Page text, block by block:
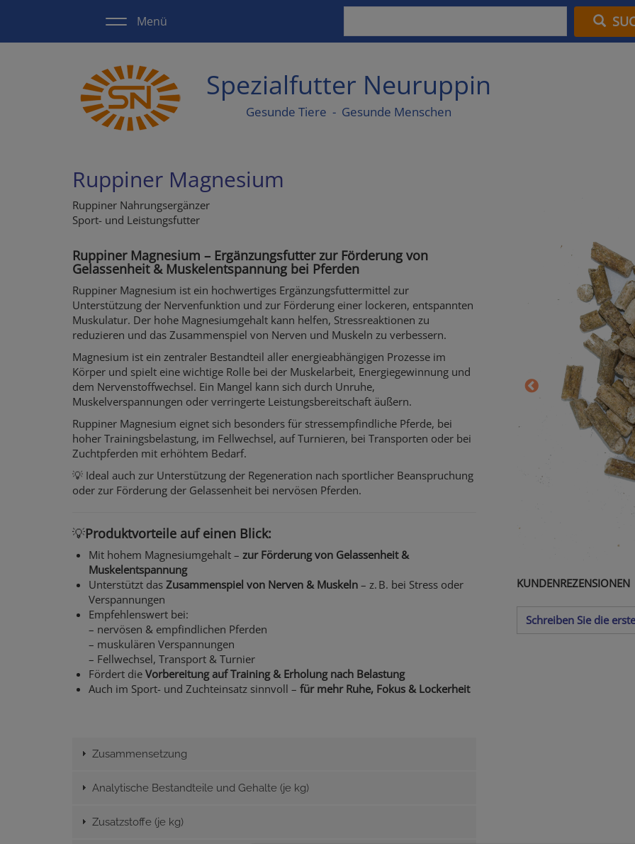
Menü
Spezialfutter Neuruppin
Gesunde Tiere - Gesunde Menschen
Ruppiner Magnesium
KUNDENREZENSIONEN
Schreiben Sie die
Ruppiner Nahrungsergänzer
Sport- und Leistungsfutter
Ruppiner Magnesium – Ergänzungsfutter zur Förderung von
Gelassenheit & Muskelentspannung bei Pferden
Ruppiner Magnesium ist ein hochwertiges Ergänzungsfuttermittel zur
Unterstützung der Nervenfunktion und zur Förderung einer lockeren, entspannten
Muskulatur. Der hohe Magnesiumgehalt kann helfen, Stressreaktionen zu
reduzieren und das Zusammenspiel von Nerven und Muskeln zu verbessern.
Magnesium ist ein zentraler Bestandteil aller energieabhängigen Prozesse im
Körper und spielt eine wichtige Rolle bei der Muskelarbeit, Energiegewinnung und
dem Nervenstoffwechsel. Ein Mangel kann sich durch Unruhe,
Muskelverspannungen oder verringerte Leistungsbereitschaft äußern.
Ruppiner Magnesium eignet sich besonders für stressempfindliche Pferde, bei
hoher Trainingsbelastung, im Fellwechsel, auf Turnieren, bei Transporten oder bei
Zuchtpferden mit erhöhtem Bedarf.
💡 Ideal auch zur Unterstützung der Regeneration nach sportlicher Beanspruchung
oder zur Förderung der Gelassenheit bei nervösen Pferden.
💡Produktvorteile auf einen Blick:
Mit hohem Magnesiumgehalt – zur Förderung von Gelassenheit &
Muskelentspannung
Unterstützt das Zusammenspiel von Nerven & Muskeln– z. B. bei Stress oder
Verspannungen
Empfehlenswert bei:
– nervösen & empfindlichen Pferden
– muskulären Verspannungen
– Fellwechsel, Transport & Turnier
Fördert die Vorbereitung auf Training & Erholung nach Belastung
Auch im Sport- und Zuchteinsatz sinnvoll – für mehr Ruhe, Fokus & Lockerheit
Zusammensetzung
Analytische Bestandteile und Gehalte (je kg)
Zusatzstoffe (je kg)